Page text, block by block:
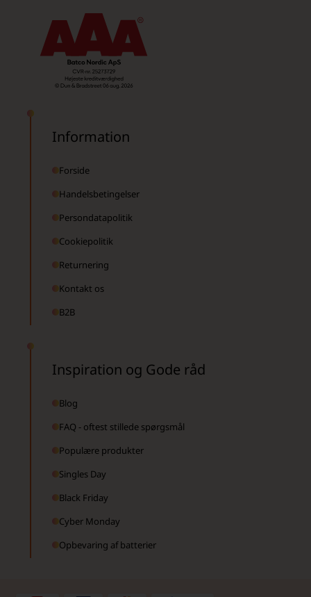
Information
Forside
Handelsbetingelser
Persondatapolitik
Cookiepolitik
Returnering
Kontakt os
B2B
Inspiration og Gode råd
Blog
FAQ - oftest stillede spørgsmål
Populære produkter
Singles Day
Black Friday
Cyber Monday
Opbevaring af batterier